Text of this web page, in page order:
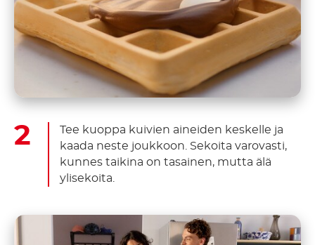
Tee kuoppa kuivien aineiden keskelle ja
kaada neste joukkoon. Sekoita varovasti,
kunnes taikina on tasainen, mutta älä
ylisekoita.